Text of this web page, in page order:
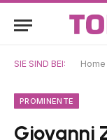
SIE SIND BEI: Home
PROMINENTE
Giovanni